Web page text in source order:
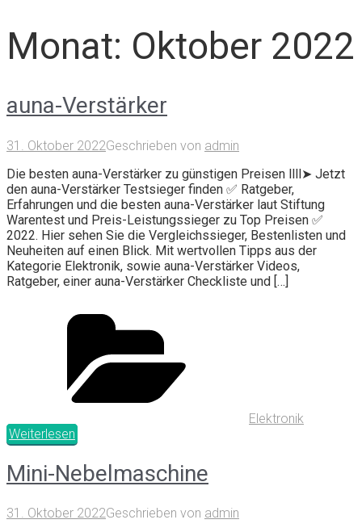
Monat: Oktober 2022
auna-Verstärker
31. Oktober 2022Geschrieben von admin
Die besten auna-Verstärker zu günstigen Preisen llll➤ Jetzt
den auna-Verstärker Testsieger finden ✅ Ratgeber,
Erfahrungen und die besten auna-Verstärker laut Stiftung
Warentest und Preis-Leistungssieger zu Top Preisen ✅
2022. Hier sehen Sie die Vergleichssieger, Bestenlisten und
Neuheiten auf einen Blick. Mit wertvollen Tipps aus der
Kategorie Elektronik, sowie auna-Verstärker Videos,
Ratgeber, einer auna-Verstärker Checkliste und […]
Elektronik
Weiterlesen
Mini-Nebelmaschine
31. Oktober 2022Geschrieben von admin